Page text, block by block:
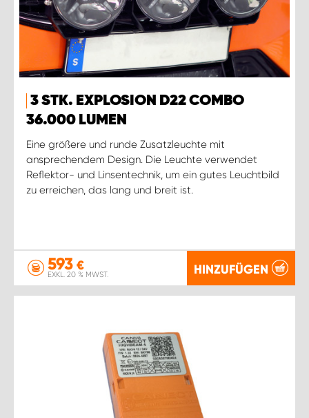
3 STK. EXPLOSION D22 COMBO
36.000 LUMEN
Eine größere und runde Zusatzleuchte mit
ansprechendem Design. Die Leuchte verwendet
Reflektor- und Linsentechnik, um ein gutes Leuchtbild
zu erreichen, das lang und breit ist.
593 €
EXKL. 20 % MWST. HINZUFÜGEN